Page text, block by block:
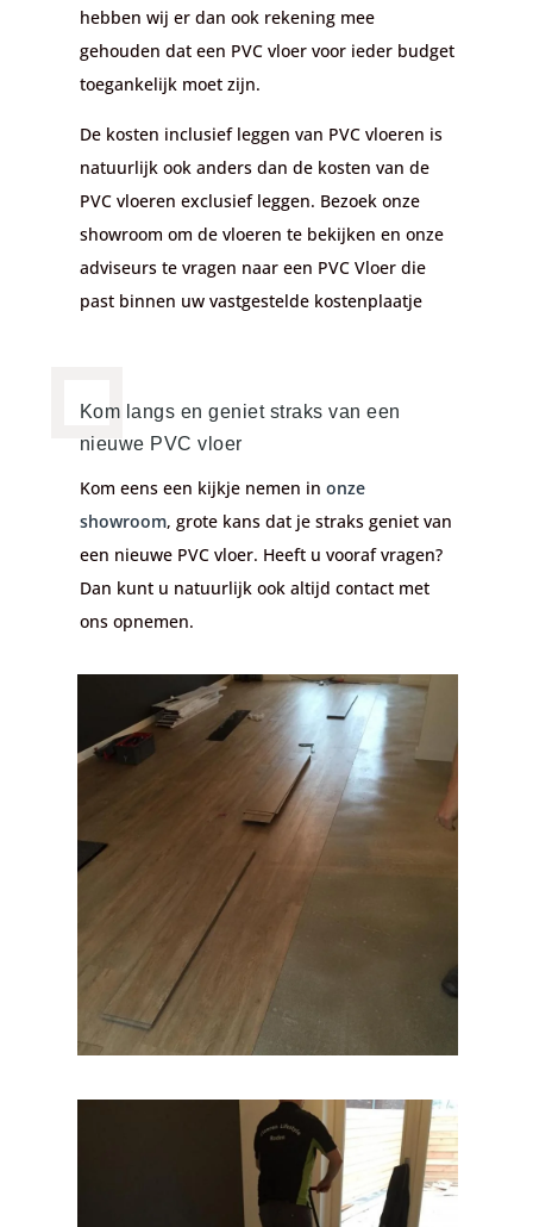
hebben wij er dan ook rekening mee
gehouden dat een PVC vloer voor ieder budget
toegankelijk moet zijn.
De kosten inclusief leggen van PVC vloeren is
natuurlijk ook anders dan de kosten van de
PVC vloeren exclusief leggen. Bezoek onze
showroom om de vloeren te bekijken en onze
adviseurs te vragen naar een PVC Vloer die
past binnen uw vastgestelde kostenplaatje
Kom langs en geniet straks van een
nieuwe PVC vloer
Kom eens een kijkje nemen in onze
showroom, grote kans dat je straks geniet van
een nieuwe PVC vloer. Heeft u vooraf vragen?
Dan kunt u natuurlijk ook altijd contact met
ons opnemen.